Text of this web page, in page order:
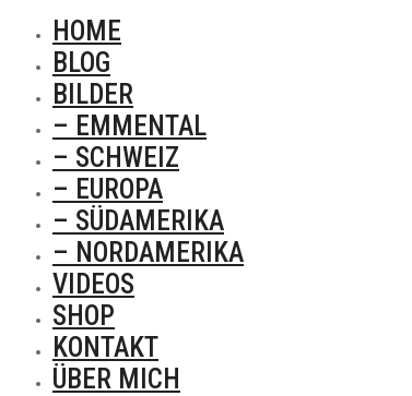
HOME
BLOG
BILDER
– EMMENTAL
– SCHWEIZ
– EUROPA
– SÜDAMERIKA
– NORDAMERIKA
VIDEOS
SHOP
KONTAKT
ÜBER MICH